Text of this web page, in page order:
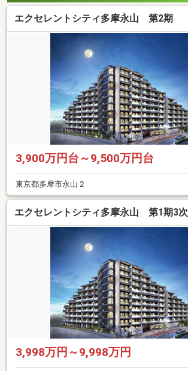
エクセレントシティ多摩永山 第2期
3,900万円台～9,500万円台
東京都多摩市永山２
エクセレントシティ多摩永山 第1期3次
3,998万円～9,998万円